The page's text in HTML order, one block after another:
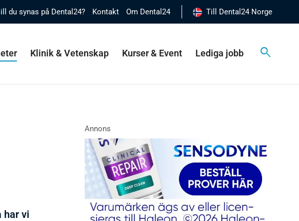
du synas på Dental24? Kontakt Om Dental24 Till Dental24 Norge
Klinik & Vetenskap Kurser & Event Lediga jobb
har vi